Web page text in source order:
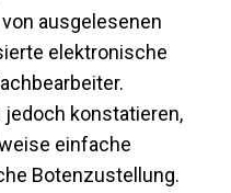
ausgelesenen
elektronische
konstatieren,
einfache
Botenzustellung.